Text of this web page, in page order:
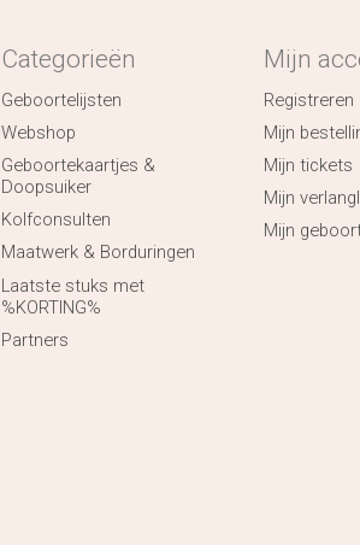
Categorieën
Geboortelijsten
Webshop
Geboortekaartjes &
Doopsuiker
Kolfconsulten
Maatwerk & Borduringen
Laatste stuks met
%KORTING%
Partners
Mijn
Registreren
Mijn
Mijn tickets
Mijn
Mijn